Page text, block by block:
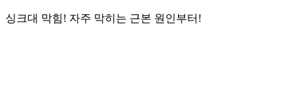
싱크대 막힘! 자주 막히는 근본 원인부터!